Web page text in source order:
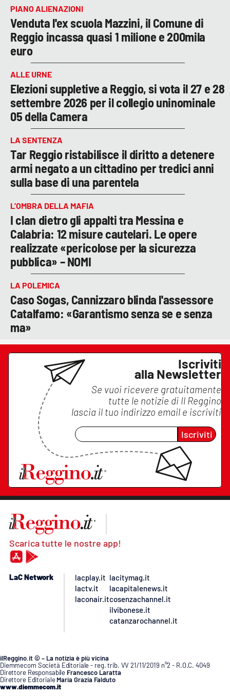
PIANO ALIENAZIONI
Venduta l'ex scuola Mazzini, il Comune di
Reggio incassa quasi 1 milione e 200mila
euro
ALLE URNE
Elezioni suppletive a Reggio, si vota il 27 e 28
settembre 2026 per il collegio uninominale
05 della Camera
LA SENTENZA
Tar Reggio ristabilisce il diritto a detenere
armi negato a un cittadino per tredici anni
sulla base di una parentela
L’OMBRA DELLA MAFIA
I clan dietro gli appalti tra Messina e
Calabria: 12 misure cautelari. Le opere
realizzate «pericolose per la sicurezza
pubblica» – NOMI
LA POLEMICA
Caso Sogas, Cannizzaro blinda l'assessore
Catalfamo: «Garantismo senza se e senza
ma»
Iscriviti
alla Newsletter
Se vuoi ricevere gratuitamente
tutte le notizie di Il Reggino
lascia il tuo indirizzo email e iscriviti
Iscriviti
Scarica tutte le nostre app!
LaC Network
lacplay.it
lactv.it
laconair.it
lacitymag.it
lacapitalenews.it
cosenzachannel.it
ilvibonese.it
catanzarochannel.it
ilReggino.it © – La notizia è più vicina
Diemmecom Società Editoriale - reg. trib. VV 21/11/2019 n°2 - R.O.C. 4049
Direttore Responsabile Francesco Laratta
Direttore Editoriale Maria Grazia Falduto
www.diemmecom.it